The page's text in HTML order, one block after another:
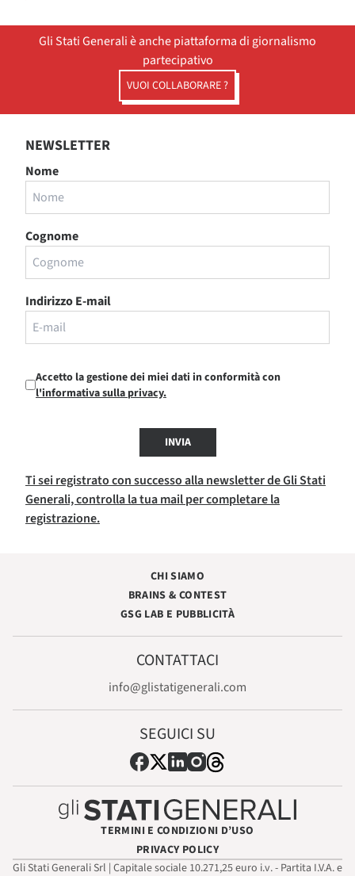
Gli Stati Generali è anche piattaforma di giornalismo
partecipativo
VUOI COLLABORARE ?
NEWSLETTER
Nome
Cognome
Indirizzo E-mail
Accetto la gestione dei miei dati in conformità con
l'informativa sulla privacy.
INVIA
Ti sei registrato con successo alla newsletter de Gli Stati
Generali, controlla la tua mail per completare la
registrazione.
CHI SIAMO
BRAINS & CONTEST
GSG LAB E PUBBLICITÀ
CONTATTACI
info@glistatigenerali.com
SEGUICI SU
TERMINI E CONDIZIONI D’USO
PRIVACY POLICY
Gli Stati Generali Srl | Capitale sociale 10.271,25 euro i.v. - Partita I.V.A. e